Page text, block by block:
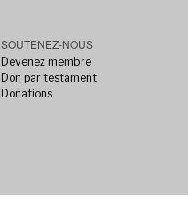
SOUTENEZ-NOUS
Devenez membre
Don par testament
Donations